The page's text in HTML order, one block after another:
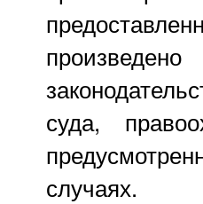
суда,
случаях.